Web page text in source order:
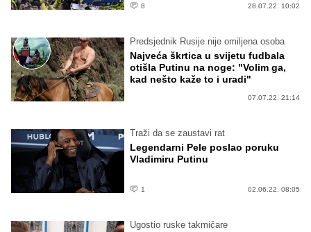
8 28.07.22. 10:02
Predsjednik Rusije nije omiljena osoba
Najveća škrtica u svijetu fudbala
otišla Putinu na noge: "Volim ga,
kad nešto kaže to i uradi"
07.07.22. 21:14
Traži da se zaustavi rat
Legendarni Pele poslao poruku
Vladimiru Putinu
1 02.06.22. 08:05
Ugostio ruske takmičare